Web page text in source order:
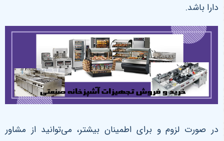
دارا باشد.
در صورت لزوم و برای اطمینان بیشتر، می‌توانید از مشاور